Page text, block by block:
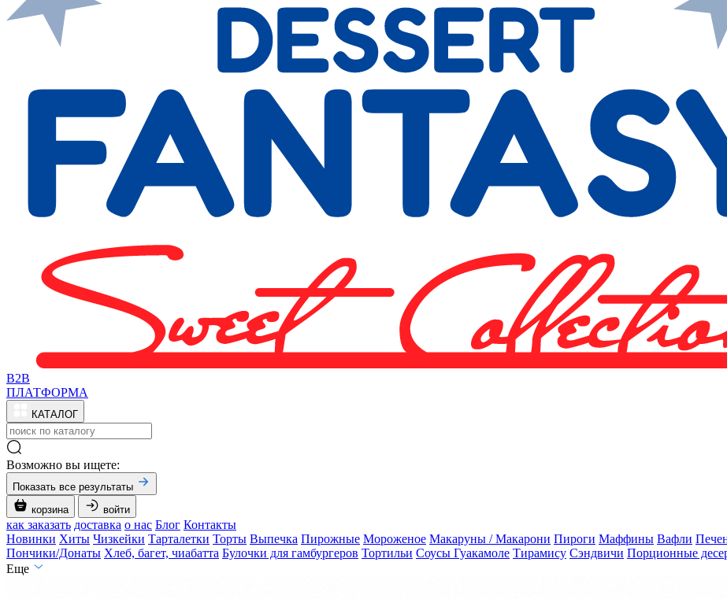
B2B
ПЛАТФОРМА
КАТАЛОГ
Возможно вы ищете:
Показать все результаты
корзина
войти
как заказать доставка о нас Блог Контакты
Новинки Хиты Чизкейки Тарталетки Торты Выпечка Пирожные Мороженое Макаруны / Макарони Пироги Маффины Вафли
Пончики/Донаты Хлеб, багет, чиабатта Булочки для гамбургеров Тортильи Соусы Гуакамоле Тирамису Сэндвичи Порционные
Еще